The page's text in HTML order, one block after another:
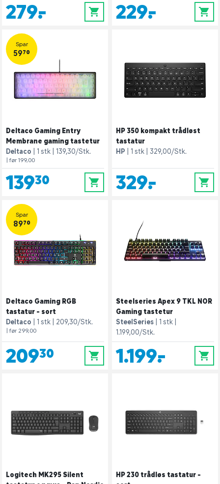
279,- 0 229,- 0
Spar
59,70
Deltaco Gaming Entry
Membrane gaming tastetur
Deltaco
1 stk 139,30/Stk.
| før 199,00
139,30 0
HP 350 kompakt trådløst
tastatur
HP
1 stk 329,00/Stk.
329,- 0
Spar
89,70
Deltaco Gaming RGB
tastatur - sort
Deltaco
1 stk 209,30/Stk.
| før 299,00
209,30 0
Steelseries Apex 9 TKL NOR
Gaming tastetur
SteelSeries
1 stk
1.199,00/Stk.
1.199,- 0
Logitech MK295 Silent
HP 230 trådløs tastatur -